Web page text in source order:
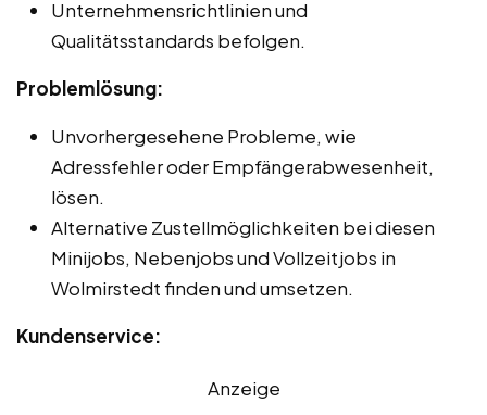
Unternehmensrichtlinien und
Qualitätsstandards befolgen.
Problemlösung:
Unvorhergesehene Probleme, wie
Adressfehler oder Empfängerabwesenheit,
lösen.
Alternative Zustellmöglichkeiten bei diesen
Minijobs, Nebenjobs und Vollzeitjobs in
Wolmirstedt finden und umsetzen.
Kundenservice:
Anzeige